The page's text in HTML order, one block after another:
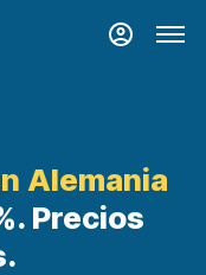
Alemania
Precios